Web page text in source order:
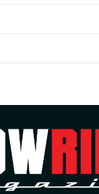
Loggning
med EBK
Det